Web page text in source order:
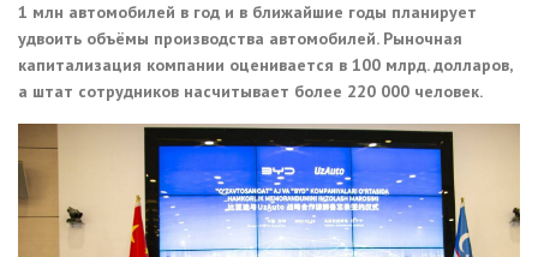
1 млн автомобилей в год и в ближайшие годы планирует
удвоить объёмы производства автомобилей. Рыночная
капитализация компании оценивается в 100 млрд. долларов,
а штат сотрудников насчитывает более 220 000 человек.